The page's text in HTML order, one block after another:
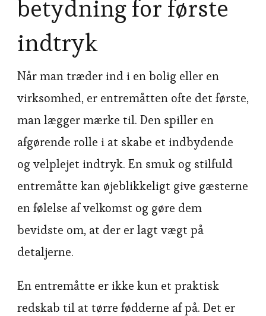
betydning for første
indtryk
Når man træder ind i en bolig eller en
virksomhed, er entremåtten ofte det første,
man lægger mærke til. Den spiller en
afgørende rolle i at skabe et indbydende
og velplejet indtryk. En smuk og stilfuld
entremåtte kan øjeblikkeligt give gæsterne
en følelse af velkomst og gøre dem
bevidste om, at der er lagt vægt på
detaljerne.
En entremåtte er ikke kun et praktisk
redskab til at tørre fødderne af på. Det er